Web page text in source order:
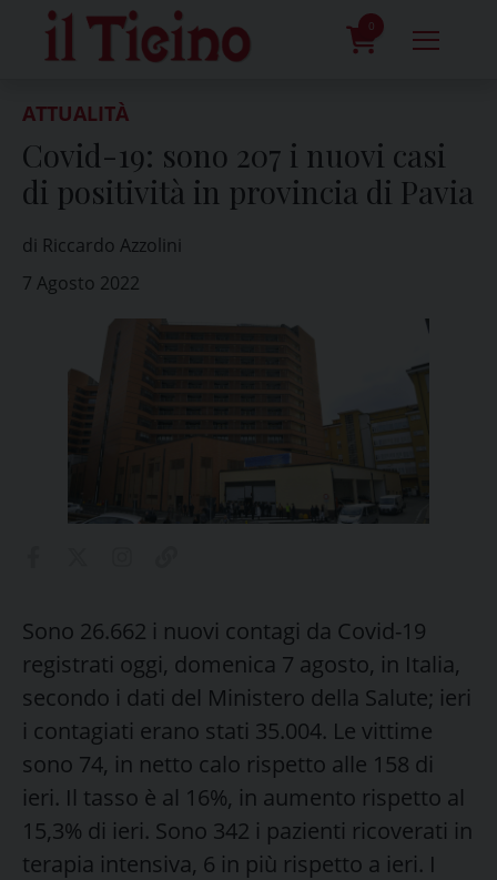
content
0
ATTUALITÀ
Covid-19: sono 207 i nuovi casi
di positività in provincia di Pavia
di Riccardo Azzolini
7 Agosto 2022
Sono 26.662 i nuovi contagi da Covid-19
registrati oggi, domenica 7 agosto, in Italia,
secondo i dati del Ministero della Salute; ieri
i contagiati erano stati 35.004. Le vittime
sono 74, in netto calo rispetto alle 158 di
ieri. Il tasso è al 16%, in aumento rispetto al
15,3% di ieri. Sono 342 i pazienti ricoverati in
terapia intensiva, 6 in più rispetto a ieri. I